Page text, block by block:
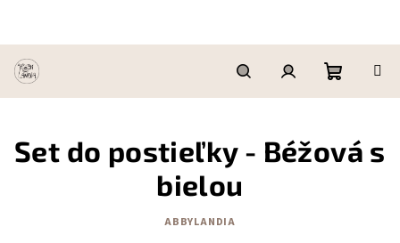
obsah
HľadaťPrihlásenie
košík
Set do postieľky - Béžová s
bielou
ABBYLANDIA